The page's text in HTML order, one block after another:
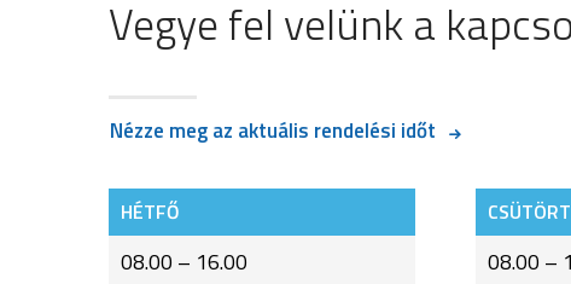
Vegye fel velünk a
Nézze meg az aktuális rendelési időt
HÉTFŐ
08.00 – 16.00 08.00 –